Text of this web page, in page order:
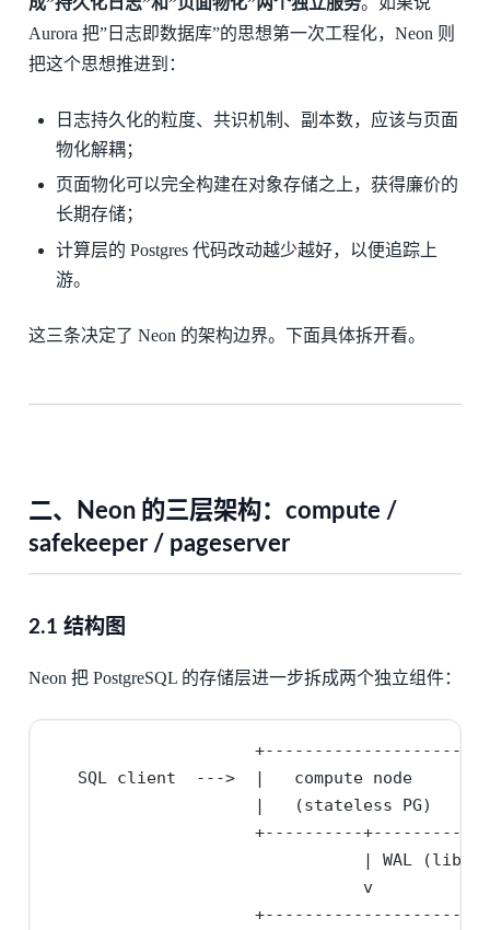
Aurora 把”日志即数据库”的思想第一次工程化，Neon 则
把这个思想推进到：
日志持久化的粒度、共识机制、副本数，应该与页面
物化解耦；
页面物化可以完全构建在对象存储之上，获得廉价的
长期存储；
计算层的 Postgres 代码改动越少越好，以便追踪上
游。
这三条决定了 Neon 的架构边界。下面具体拆开看。
二、Neon 的三层架构：compute /
safekeeper / pageserver
2.1 结构图
Neon 把 PostgreSQL 的存储层进一步拆成两个独立组件：
                     +---------------------+
SQL client  --->  |   compute node      |
                     |   (stateless PG)    |
                     +----------+----------+
| WAL (libpq
                                v
                     +---------------------+